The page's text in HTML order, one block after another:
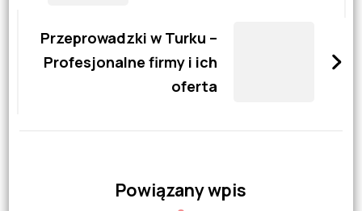
Przeprowadzki w Turku –
Profesjonalne firmy i ich
oferta
Powiązany wpis